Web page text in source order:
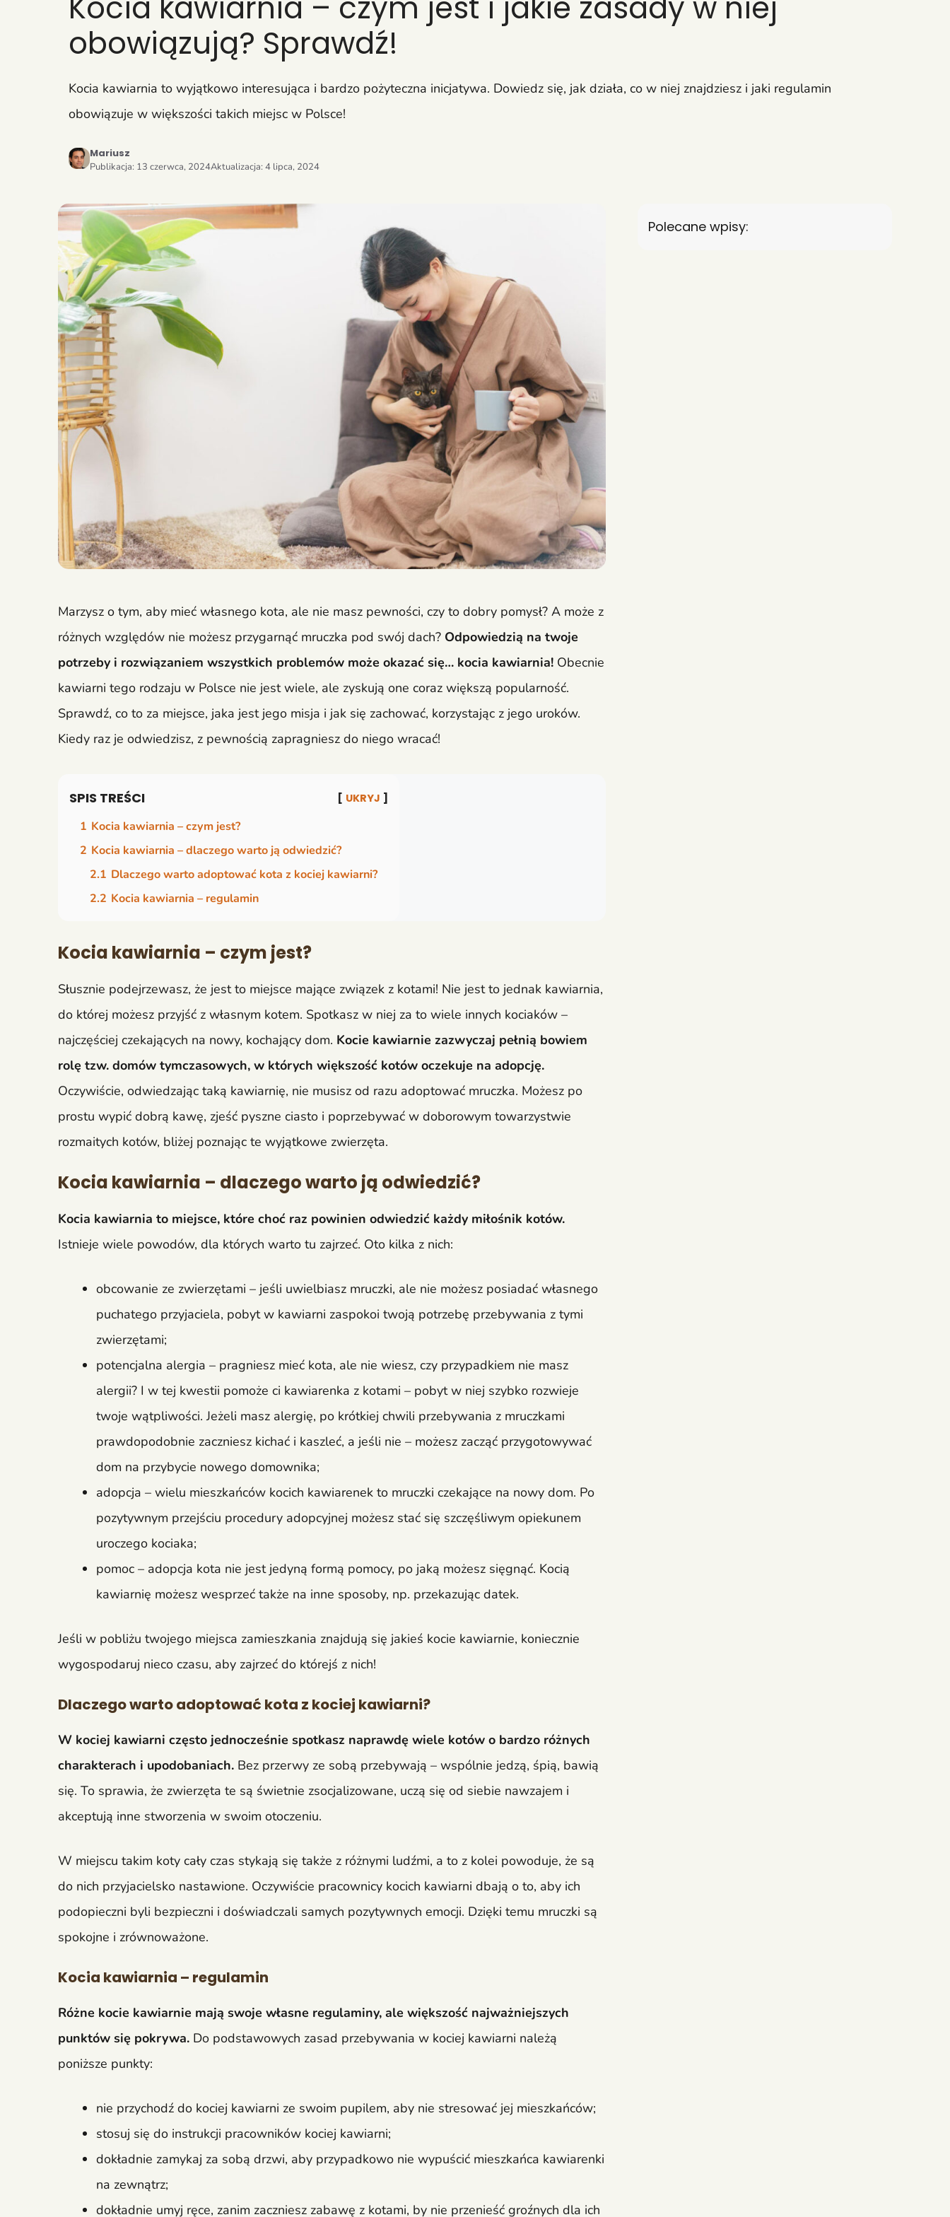
obowiązują? Sprawdź!
Kocia kawiarnia to wyjątkowo interesująca i bardzo pożyteczna inicjatywa. Dowiedz się, jak działa, co w niej znajdziesz i jaki regulamin
obowiązuje w większości takich miejsc w Polsce!
Mariusz
Publikacja: 13 czerwca, 2024Aktualizacja: 4 lipca, 2024
Marzysz o tym, aby mieć własnego kota, ale nie masz pewności, czy to dobry pomysł? A może z
różnych względów nie możesz przygarnąć mruczka pod swój dach? Odpowiedzią na twoje
potrzeby i rozwiązaniem wszystkich problemów może okazać się… kocia kawiarnia! Obecnie
kawiarni tego rodzaju w Polsce nie jest wiele, ale zyskują one coraz większą popularność.
Sprawdź, co to za miejsce, jaka jest jego misja i jak się zachować, korzystając z jego uroków.
Kiedy raz je odwiedzisz, z pewnością zapragniesz do niego wracać!
SPIS TREŚCI UKRYJ
1 Kocia kawiarnia – czym jest?
2 Kocia kawiarnia – dlaczego warto ją odwiedzić?
2.1 Dlaczego warto adoptować kota z kociej kawiarni?
2.2 Kocia kawiarnia – regulamin
Kocia kawiarnia – czym jest?
Słusznie podejrzewasz, że jest to miejsce mające związek z kotami! Nie jest to jednak kawiarnia,
do której możesz przyjść z własnym kotem. Spotkasz w niej za to wiele innych kociaków –
najczęściej czekających na nowy, kochający dom. Kocie kawiarnie zazwyczaj pełnią bowiem
rolę tzw. domów tymczasowych, w których większość kotów oczekuje na adopcję.
Oczywiście, odwiedzając taką kawiarnię, nie musisz od razu adoptować mruczka. Możesz po
prostu wypić dobrą kawę, zjeść pyszne ciasto i poprzebywać w doborowym towarzystwie
rozmaitych kotów, bliżej poznając te wyjątkowe zwierzęta.
Kocia kawiarnia – dlaczego warto ją odwiedzić?
Kocia kawiarnia to miejsce, które choć raz powinien odwiedzić każdy miłośnik kotów.
Istnieje wiele powodów, dla których warto tu zajrzeć. Oto kilka z nich:
obcowanie ze zwierzętami – jeśli uwielbiasz mruczki, ale nie możesz posiadać własnego
puchatego przyjaciela, pobyt w kawiarni zaspokoi twoją potrzebę przebywania z tymi
zwierzętami;
potencjalna alergia – pragniesz mieć kota, ale nie wiesz, czy przypadkiem nie masz
alergii? I w tej kwestii pomoże ci kawiarenka z kotami – pobyt w niej szybko rozwieje
twoje wątpliwości. Jeżeli masz alergię, po krótkiej chwili przebywania z mruczkami
prawdopodobnie zaczniesz kichać i kaszleć, a jeśli nie – możesz zacząć przygotowywać
dom na przybycie nowego domownika;
adopcja – wielu mieszkańców kocich kawiarenek to mruczki czekające na nowy dom. Po
pozytywnym przejściu procedury adopcyjnej możesz stać się szczęśliwym opiekunem
uroczego kociaka;
pomoc – adopcja kota nie jest jedyną formą pomocy, po jaką możesz sięgnąć. Kocią
kawiarnię możesz wesprzeć także na inne sposoby, np. przekazując datek.
Jeśli w pobliżu twojego miejsca zamieszkania znajdują się jakieś kocie kawiarnie, koniecznie
wygospodaruj nieco czasu, aby zajrzeć do którejś z nich!
Dlaczego warto adoptować kota z kociej kawiarni?
W kociej kawiarni często jednocześnie spotkasz naprawdę wiele kotów o bardzo różnych
charakterach i upodobaniach. Bez przerwy ze sobą przebywają – wspólnie jedzą, śpią, bawią
się. To sprawia, że zwierzęta te są świetnie zsocjalizowane, uczą się od siebie nawzajem i
akceptują inne stworzenia w swoim otoczeniu.
W miejscu takim koty cały czas stykają się także z różnymi ludźmi, a to z kolei powoduje, że są
do nich przyjacielsko nastawione. Oczywiście pracownicy kocich kawiarni dbają o to, aby ich
podopieczni byli bezpieczni i doświadczali samych pozytywnych emocji. Dzięki temu mruczki są
spokojne i zrównoważone.
Kocia kawiarnia – regulamin
Różne kocie kawiarnie mają swoje własne regulaminy, ale większość najważniejszych
punktów się pokrywa. Do podstawowych zasad przebywania w kociej kawiarni należą
poniższe punkty:
nie przychodź do kociej kawiarni ze swoim pupilem, aby nie stresować jej mieszkańców;
stosuj się do instrukcji pracowników kociej kawiarni;
dokładnie zamykaj za sobą drzwi, aby przypadkowo nie wypuścić mieszkańca kawiarenki
na zewnątrz;
dokładnie umyj ręce, zanim zaczniesz zabawę z kotami, by nie przenieść groźnych dla ich
Polecane wpisy: